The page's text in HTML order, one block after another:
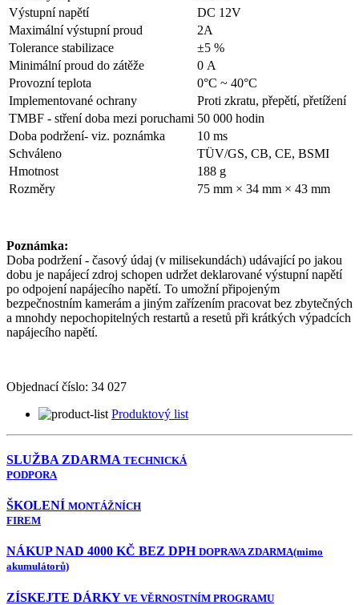
Výstupní napětí
DC 12V
Maximální výstupní proud
2A
Tolerance stabilizace
±5 %
Minimální proud do zátěže
0 A
Provozní teplota
0°C ~ 40°C
Implementované ochrany
Proti zkratu, přepětí, přetížení
TMBF - stření doba mezi poruchami 50 000 hodin
Doba podržení- viz. poznámka
10 ms
Schváleno
TÜV/GS, CB, CE, BSMI
Hmotnost
188 g
Rozměry
75 mm × 34 mm × 43 mm
Poznámka:
Doba podržení - časový údaj (v milisekundách) udávající po jakou
dobu je napájecí zdroj schopen udržet deklarované výstupní napětí
po odpojení napájecího napětí. To umožní připojeným
bezpečnostním kamerám a jiným zařízením pracovat bez zbytečných
a mnohdy nepochopitelných restartů a resetů při krátkých výpadcích
napájecího napětí.
Objednací číslo: 34 027
Produktový list
SLUŽBA ZDARMA TECHNICKÁ
PODPORA
ŠKOLENÍ MONTÁŽNÍCH
FIREM
NÁKUP NAD 4000 KČ BEZ DPH DOPRAVA ZDARMA(mimo
akumulátorů)
ZÍSKEJTE DÁRKY VE VĚRNOSTNÍM PROGRAMU